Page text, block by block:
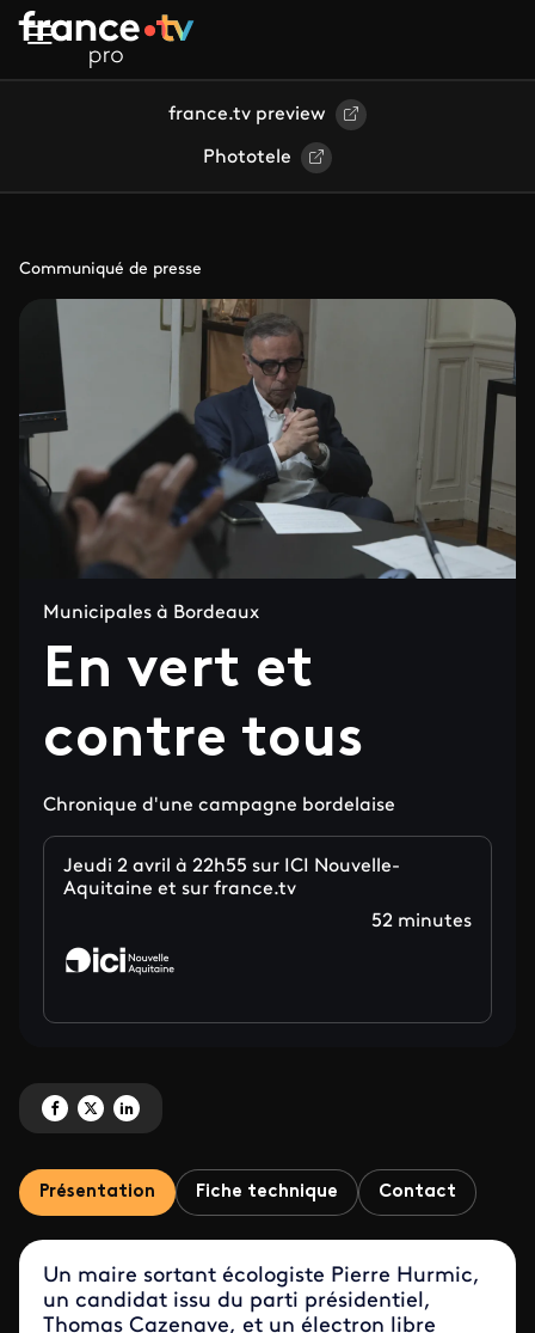
Aller au contenu principal
france.tv preview
Phototele
Communiqué de presse
Municipales à Bordeaux
En vert et
contre tous
Chronique d'une campagne bordelaise
Jeudi 2 avril à 22h55 sur ICI Nouvelle-
Aquitaine et sur france.tv
52 minutes
Partagez 'En vert et contre tous' sur Facebook
Partagez 'En vert et contre tous' sur X
Partagez 'En vert et contre tous' sur LinkedIn
Présentation Fiche technique Contact
Un maire sortant écologiste Pierre Hurmic,
un candidat issu du parti présidentiel,
Thomas Cazenave, et un électron libre